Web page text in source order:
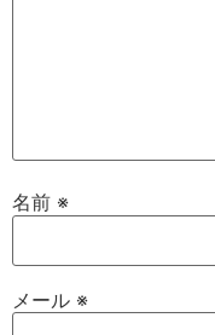
名前 ※
メール ※